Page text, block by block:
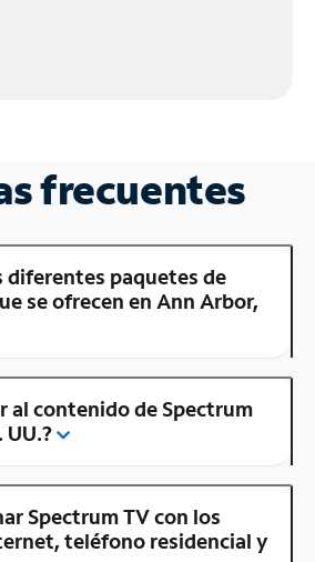
frecuentes
diferentes paquetes de
se ofrecen en Ann Arbor,
al contenido de Spectrum
UU.?
Spectrum TV con los
teléfono residencial y